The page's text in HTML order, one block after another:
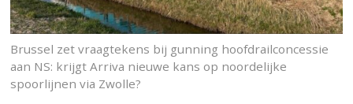
Brussel zet vraagtekens bij gunning hoofdrailconcessie
aan NS: krijgt Arriva nieuwe kans op noordelijke
spoorlijnen via Zwolle?